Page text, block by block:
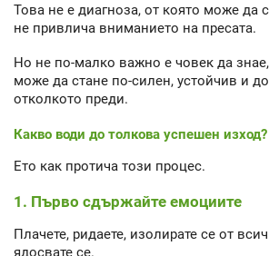
Това не е диагноза, от която може да
не привлича вниманието на пресата.
Но не по-малко важно е човек да
може да стане по-силен, устойчив и
отколкото преди.
Какво води до толкова успешен изход?
Ето как протича този процес.
1. Първо сдържайте емоциите
Плачете, ридаете, изолирате се от
ядосвате се.